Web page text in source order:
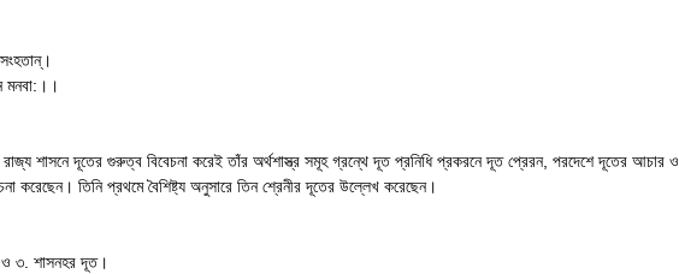
মনবা:।।
রাজ্য শাসনে দূতের গুরুত্ব বিবেচনা করেই তাঁর অর্থশাস্ত্র সমূহ গ্রন্থে দূত প্রনিধি প্রকরনে দূত প্রেরন, পরদেশে দূতের আচার ও
করেছেন। তিনি প্রথমে বৈশিষ্ট্য অনুসারে তিন শ্রেনীর দূতের উল্লেখ করেছেন।
ও ৩. শাসনহর দূত।